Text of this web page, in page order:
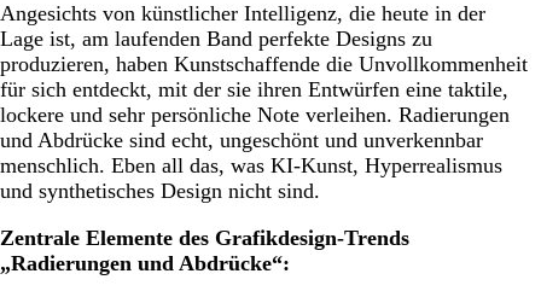
Angesichts von künstlicher Intelligenz, die heute in der
Lage ist, am laufenden Band perfekte Designs zu
produzieren, haben Kunstschaffende die Unvollkommenheit
für sich entdeckt, mit der sie ihren Entwürfen eine taktile,
lockere und sehr persönliche Note verleihen. Radierungen
und Abdrücke sind echt, ungeschönt und unverkennbar
menschlich. Eben all das, was KI-Kunst, Hyperrealismus
und synthetisches Design nicht sind.
Zentrale Elemente des Grafikdesign-Trends
„Radierungen und Abdrücke“: